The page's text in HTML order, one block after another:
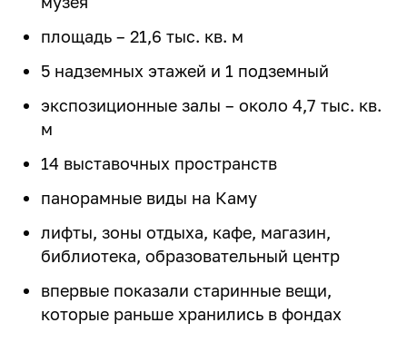
площадь – 21,6 тыс. кв. м
5 надземных этажей и 1 подземный
экспозиционные залы – около 4,7 тыс. кв.
м
14 выставочных пространств
панорамные виды на Каму
лифты, зоны отдыха, кафе, магазин,
библиотека, образовательный центр
впервые показали старинные вещи,
которые раньше хранились в фондах